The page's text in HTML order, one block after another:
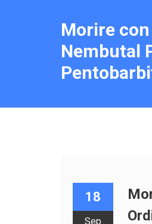
Morire
Nembutal
18
Sep